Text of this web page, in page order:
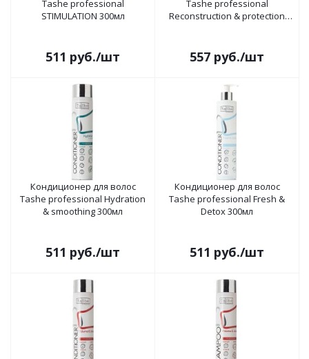
Tashe professional
STIMULATION 300мл
511 руб./шт
Tashe professional
Reconstruction & protection
557 руб./шт
Кондиционер для волос
Tashe professional Hydration
& smoothing 300мл
511 руб./шт
Кондиционер для волос
Tashe professional Fresh &
Detox 300мл
511 руб./шт